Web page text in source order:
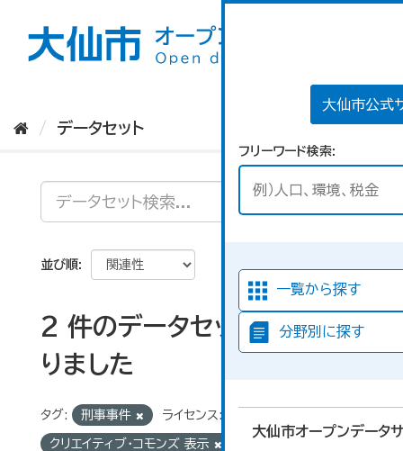
大仙市公式
フリーワード検索
一覧から探す
分野別に探す
大仙市オープンデータ
データセット
並び順
2 件のデータセットが見つか
りました
タグ: 刑事事件 ライセンス:
クリエイティブ・コモンズ 表示